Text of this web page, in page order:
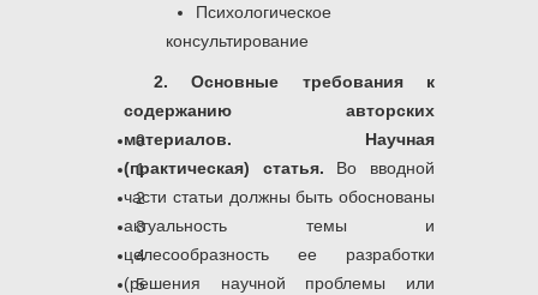
0
1
2
3
4
5
Психологическое
консультирование
2. Основные требования к
содержанию авторских
материалов. Научная
(практическая) статья. Во вводной
части статьи должны быть обоснованы
актуальность темы и
целесообразность ее разработки
(решения научной проблемы или